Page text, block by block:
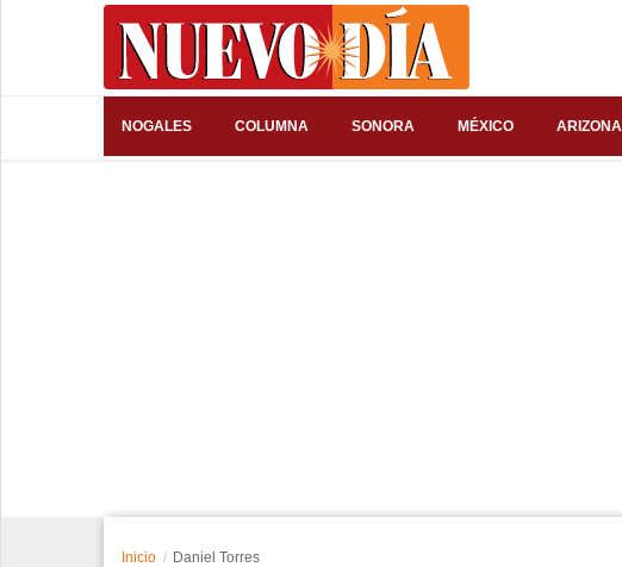
NOGALES COLUMNA SONORA MÉXICO ARIZONA
Inicio Daniel Torres